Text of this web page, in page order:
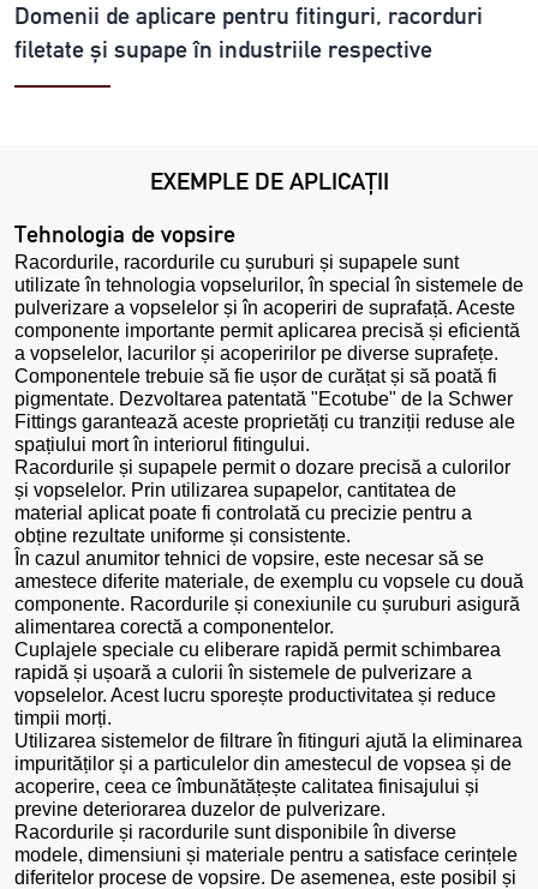
Domenii de aplicare pentru fitinguri, racorduri
filetate și supape în industriile respective
EXEMPLE DE APLICAȚII
Tehnologia de vopsire
Racordurile, racordurile cu șuruburi și supapele sunt
utilizate în tehnologia vopselurilor, în special în sistemele de
pulverizare a vopselelor și în acoperiri de suprafață. Aceste
componente importante permit aplicarea precisă și eficientă
a vopselelor, lacurilor și acoperirilor pe diverse suprafețe.
Componentele trebuie să fie ușor de curățat și să poată fi
pigmentate. Dezvoltarea patentată "Ecotube" de la Schwer
Fittings garantează aceste proprietăți cu tranziții reduse ale
spațiului mort în interiorul fitingului.
Racordurile și supapele permit o dozare precisă a culorilor
și vopselelor. Prin utilizarea supapelor, cantitatea de
material aplicat poate fi controlată cu precizie pentru a
obține rezultate uniforme și consistente.
În cazul anumitor tehnici de vopsire, este necesar să se
amestece diferite materiale, de exemplu cu vopsele cu două
componente. Racordurile și conexiunile cu șuruburi asigură
alimentarea corectă a componentelor.
Cuplajele speciale cu eliberare rapidă permit schimbarea
rapidă și ușoară a culorii în sistemele de pulverizare a
vopselelor. Acest lucru sporește productivitatea și reduce
timpii morți.
Utilizarea sistemelor de filtrare în fitinguri ajută la eliminarea
impurităților și a particulelor din amestecul de vopsea și de
acoperire, ceea ce îmbunătățește calitatea finisajului și
previne deteriorarea duzelor de pulverizare.
Racordurile și racordurile sunt disponibile în diverse
modele, dimensiuni și materiale pentru a satisface cerințele
diferitelor procese de vopsire. De asemenea, este posibil și